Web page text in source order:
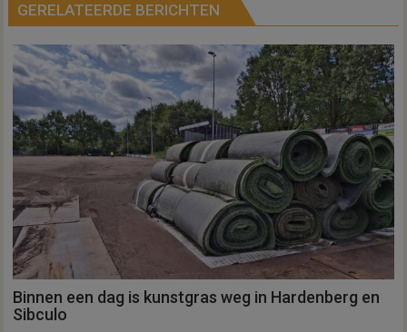
GERELATEERDE BERICHTEN
Binnen een dag is kunstgras weg in Hardenberg en
Sibculo